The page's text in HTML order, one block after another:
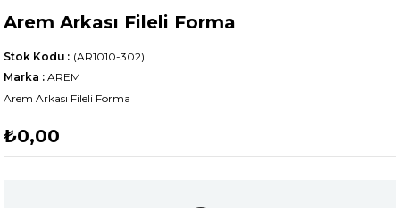
Arem Arkası Fileli Forma
(AR1010-302)
Stok Kodu
Marka : AREM
Arem Arkası Fileli Forma
₺0,00